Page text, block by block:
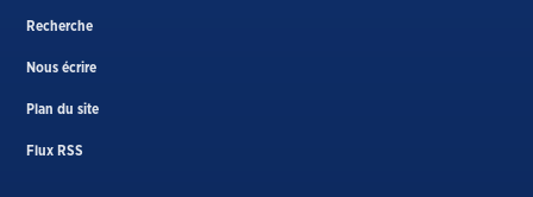
Recherche
Nous écrire
Plan du site
Flux RSS